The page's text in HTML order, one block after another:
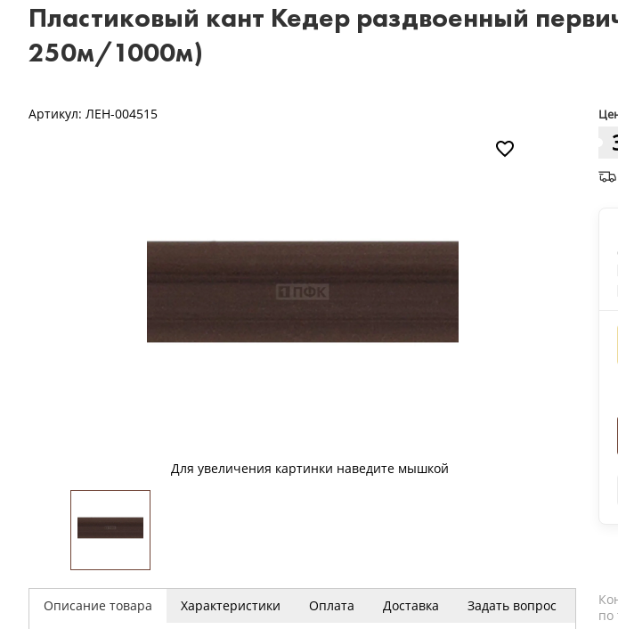
Пластиковый кант Кедер раздвоенный
250м/1000м)
Артикул: ЛЕН-004515
Для увеличения картинки наведите мышкой
Описание товара Характеристики Оплата Доставка Задать вопрос
по